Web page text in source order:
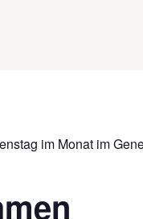
im Monat im